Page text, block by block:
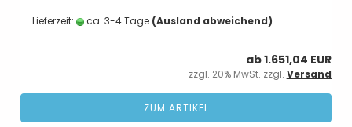
Lieferzeit: ca. 3-4 Tage (Ausland abweichend)
ab 1.651,04 EUR
zzgl. 20% MwSt. zzgl. Versand
ZUM ARTIKEL